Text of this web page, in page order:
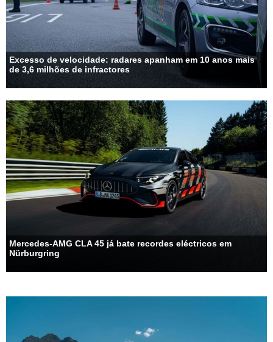
Excesso de velocidade: radares apanham em 10 anos mais
de 3,6 milhões de infractores
Mercedes-AMG CLA 45 já bate recordes eléctricos em
Nürburgring